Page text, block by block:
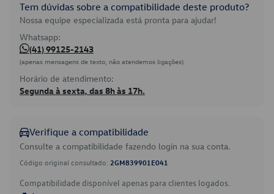
Tem dúvidas sobre a compatibilidade deste produto?
Nossa equipe especializada está pronta para ajudar!
Whatsapp:
(41) 99125-2143
(apenas mensagens de texto, não atendemos ligações)
Horário de atendimento:
Segunda à sexta, das 8h às 17h.
Verifique a compatibilidade
Consulte a compatibilidade fazendo login na sua conta.
Código original consultado: 2GM839901E041
Compatibilidade disponível apenas para clientes logados.